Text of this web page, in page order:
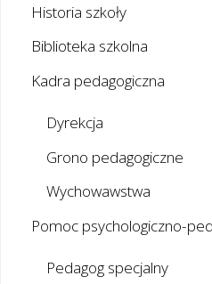
Historia szkoły
Biblioteka szkolna
Kadra pedagogiczna
Dyrekcja
Grono pedagogiczne
Wychowawstwa
Pomoc psychologiczno-
Pedagog specjalny